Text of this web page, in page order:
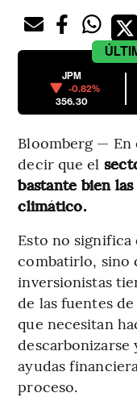
JPM
-0.82%
356.30
Bloomberg — En
decir que el
bastante bien
climático.
Esto no significa
combatirlo, sino
inversionistas
de las fuentes
que necesitan
descarbonizarse
ayudas
proceso.